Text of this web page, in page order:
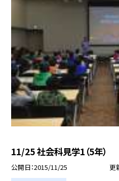
11/25 社会科見学1（5年）
公開日 2015/11/25 更